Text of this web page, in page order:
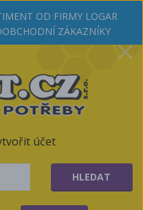
OD FIRMY LOGAR
ZÁKAZNÍKY
účet
HLEDAT